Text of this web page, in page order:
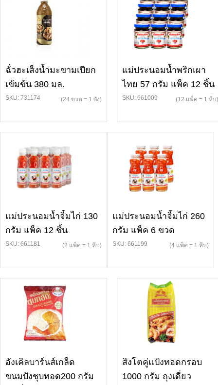
ฉั่วฮะเส็งน้ำมะขามเปียก
เข้มข้น 380 มล.
SKU: 731174 (24 ขวด = 1 ลัง)
แม่ประนอมน้ำพริกเผา
ไทย 57 กรัม แพ็ค 12 ชิ้น
SKU: 661009 (12 แพ็ค = 1 หีบ)
แม่ประนอมน้ำจิ้มไก่ 130
กรัม แพ็ค 12 ชิ้น
SKU: 661181 (2 แพ็ค = 1 หีบ)
แม่ประนอมน้ำจิ้มไก่ 260
กรัม แพ็ค 6 ขวด
SKU: 661199 (4 แพ็ค = 1 หีบ)
อังเคิลบาร์นส์เกล็ด
ขนมปังชุบทอด200 กรัม
สิงโตคู่แป้งทอดกรอบ
1000 กรัม ถุงเดี่ยว